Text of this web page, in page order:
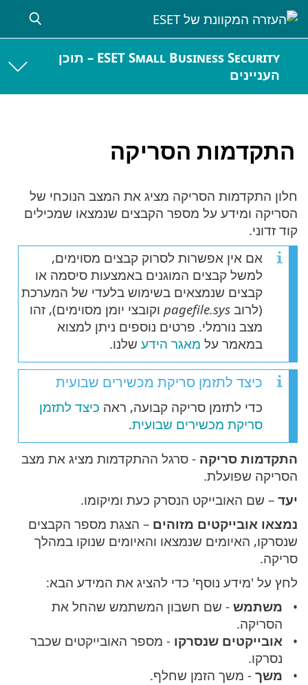
ESET Small Business Security – תוכן
העניינים
התקדמות הסריקה
חלון התקדמות הסריקה מציג את המצב הנוכחי של
הסריקה ומידע על מספר הקבצים שנמצאו שמכילים
קוד זדוני.
אם אין אפשרות לסרוק קבצים מסוימים,
למשל קבצים המוגנים באמצעות סיסמה או
קבצים שנמצאים בשימוש בלעדי של המערכת
(לרוב pagefile.sys וקובצי יומן מסוימים), זהו
מצב נורמלי. פרטים נוספים ניתן למצוא
במאמר על מאגר הידע שלנו.
כיצד לתזמן סריקת מכשירים שבועית
כדי לתזמן סריקה קבועה, ראה כיצד לתזמן
סריקת מכשירים שבועית.
התקדמות סריקה - סרגל ההתקדמות מציג את מצב
הסריקה שפועלת.
יעד – שם האובייקט הנסרק כעת ומיקומו.
נמצאו אובייקטים מזוהים – הצגת מספר הקבצים
שנסרקו, האיומים שנמצאו והאיומים שנוקו במהלך
סריקה.
לחץ על 'מידע נוסף' כדי להציג את המידע הבא:
משתמש - שם חשבון המשתמש שהחל את
הסריקה.
אובייקטים שנסרקו - מספר האובייקטים שכבר
נסרקו.
משך - משך הזמן שחלף.